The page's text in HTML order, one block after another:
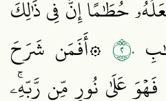
حُطَٰمًاۚ إِنَّ فِي ذَٰلِكَ
٢٠ ۞أَفَمَن شَرَحَ
عَلَىٰ نُورٖ مِّن رَّبِّهِۦۚ